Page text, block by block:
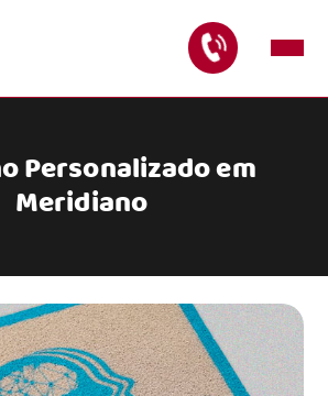
Personalizado em
Meridiano